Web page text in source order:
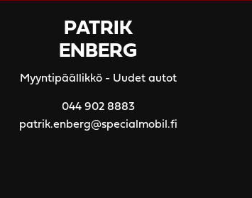
PATRIK
ENBERG
Myyntipäällikkö - Uudet autot
044 902 8883
patrik.enberg@specialmobil.fi